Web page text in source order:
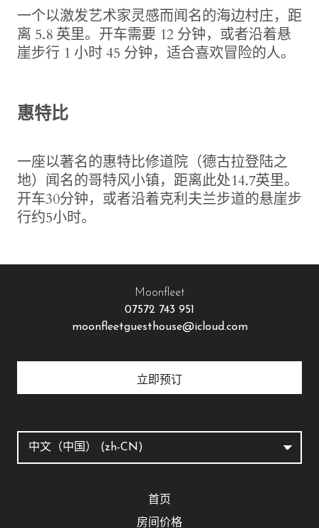
一个以激发艺术家灵感而闻名的海边村庄，距
离 5.8 英里。开车需要 12 分钟，或者沿着悬
崖步行 1 小时 45 分钟，适合喜欢冒险的人。
惠特比
一座以著名的惠特比修道院（德古拉登陆之
地）闻名的哥特风小镇，距离此处14.7英里。
开车30分钟，或者沿着克利夫兰步道的悬崖步
行约5小时。
首页
房间价格
Moonfleet
07572 743 951
moonfleetguesthouse@icloud.com
立即预订